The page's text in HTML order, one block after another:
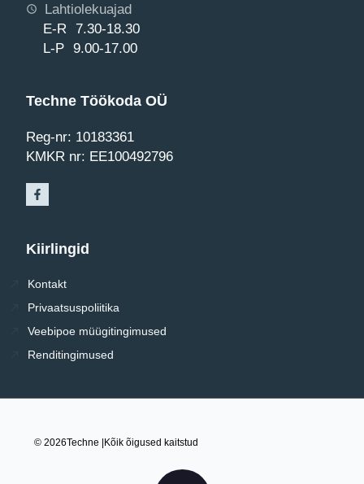
Lahtiolekuajad
E-R 7.30-18.30
L-P 9.00-17.00
Techne Töökoda OÜ
Reg-nr: 10183361
KMKR nr: EE100492796
Kiirlingid
Kontakt
Privaatsuspoliitika
Veebipoe müügitingimused
Renditingimused
© 2026Techne |Kõik õigused kaitstud